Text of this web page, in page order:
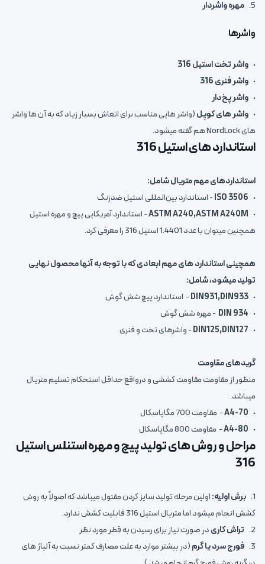
5. مهره واشردار
واشرها
• واشر تخت استیل 316
• واشر فنری 316
• واشر پخ‌دار
• واشر های کوپل(واشر هایی مناسب برای اتعاش بسیار زیاد که به آن ها واشر
های NordLock هم گفته میشود.
استاندارد های استیل 316
استانداردهای مهم متریال شامل:
•
- استاندارد بین‌المللی استیل ضدزنگ
•
ASTM A240,ASTM A240M- استاندارد آمریکایی پیچ و مهره استیل
همچنین میتوان با عدد 1.4401 استیل 316 را معرفی کرد.
همچینی استاندارد های مهم ابعادی که با توجه به آنها محصول نهایی
تولید میشود، شامل:
•
DIN931,DIN933- استاندارد پیچ شش گوش
•
DIN 934 - مهره شش گوش
•
DIN125,DIN127- واشرهای تخت و فنری
گریدهای مقاومت
منظور از مقاومت مقاومت کششی و درواقع حداقل استحکام تسلیم متریال
میباشد.
•
A4-70- مقاومت 700 مگاپاسکال
•
- مقاومت 800 مگاپاسکال
مراحل و روش های تولید پیچ و مهره استنلس استیل
316
1. برش اولیه:اولین مرحله تولید سایز کردن مفتول میباشد که اصولاً به روش
کشش انجام میشود اما متریال استیل 316 قابلیت کشش ندارد.
2.
تراش کاریدر صورت نیاز برای رسیدن به قطر مورد نظر
3. فورج سرد یا گرم(در بیشتر موارد به علت مصارف کمتر نسبت به آلیاژ های